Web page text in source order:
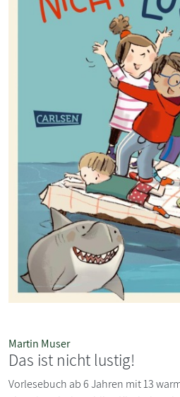
Martin Muser
Das ist nicht lustig!
Vorlesebuch ab 6 Jahren mit 13